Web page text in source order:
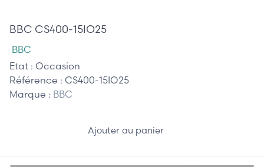
BBC CS400-15IO25
BBC
Etat : Occasion
Référence : CS400-15IO25
Marque : BBC
Ajouter au panier